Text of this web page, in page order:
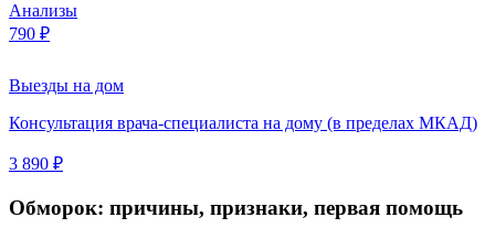
Анализы
790 ₽
Выезды на дом
Консультация врача-специалиста на дому (в пределах МКАД)
3 890 ₽
Обморок: причины, признаки, первая помощь